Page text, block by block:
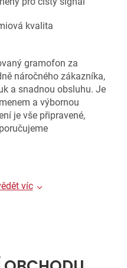
kvalita
gramofon za
náročného zákazníka,
a snadnou obsluhu. Je
a výbornou
je vše připravené,
víc